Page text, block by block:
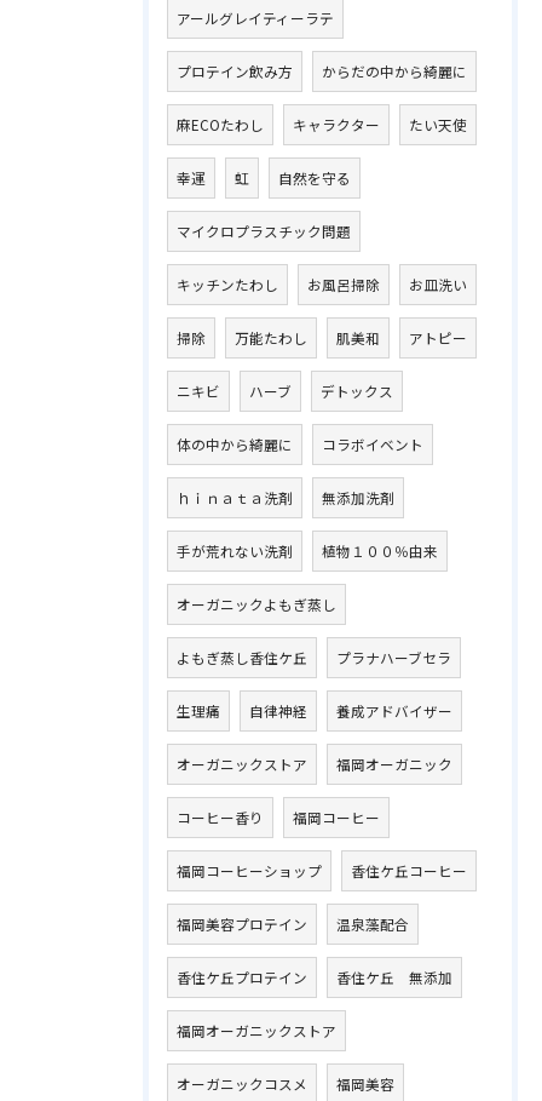
アールグレイティーラテ
プロテイン飲み方 からだの中から綺麗に
麻ECOたわし キャラクター たい天使
幸運 虹 自然を守る
マイクロプラスチック問題
キッチンたわし お風呂掃除 お皿洗い
掃除 万能たわし 肌美和 アトピー
ニキビ ハーブ デトックス
体の中から綺麗に コラボイベント
ｈｉｎａｔａ洗剤 無添加洗剤
手が荒れない洗剤 植物１００％由来
オーガニックよもぎ蒸し
よもぎ蒸し香住ケ丘 プラナハーブセラ
生理痛 自律神経 養成アドバイザー
オーガニックストア 福岡オーガニック
コーヒー香り 福岡コーヒー
福岡コーヒーショップ 香住ケ丘コーヒー
福岡美容プロテイン 温泉藻配合
香住ケ丘プロテイン 香住ケ丘 無添加
福岡オーガニックストア
オーガニックコスメ 福岡美容